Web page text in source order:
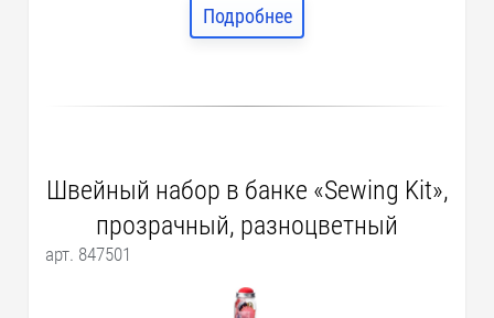
Подробнее
Швейный набор в банке «Sewing Kit»,
прозрачный, разноцветный
арт. 847501